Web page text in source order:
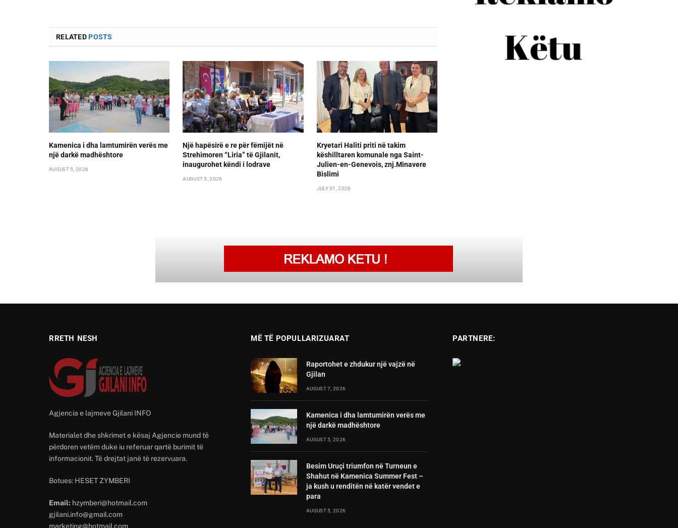
RELATEDPOSTS
Kamenica i dha lamtumirën verës me
një darkë madhështore
AUGUST 5, 2026
Një hapësirë e re për fëmijët në
Strehimoren “Liria” të Gjilanit,
inaugurohet këndi i lodrave
AUGUST 5, 2026
Kryetari Haliti priti në takim
këshilltaren komunale nga Saint-
Julien-en-Genevois, znj.Minavere
Bislimi
JULY 31, 2026
RRETH NESH
Agjencia e lajmeve Gjilani INFO
Materialet dhe shkrimet e kësaj Agjencie mund të
përdoren vetëm duke iu referuar qartë burimit të
informacionit. Të drejtat janë të rezervuara.
Botues: HESET ZYMBERI
Email: hzymberi@hotmail.com
gjilani.info@gmail.com
marketing@hotmail.com
MË TË POPULLARIZUARAT
Raportohet e zhdukur një vajzë në
Gjilan
AUGUST 7, 2026
Kamenica i dha lamtumirën verës me
një darkë madhështore
AUGUST 5, 2026
Besim Uruçi triumfon në Turneun e
Shahut në Kamenica Summer Fest –
ja kush u renditën në katër vendet e
para
AUGUST 5, 2026
PARTNERE: